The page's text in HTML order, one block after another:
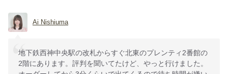
Ai Nishiuma
地下鉄西神中央駅の改札からすぐ北東のプレンティ2番館の
2階にあります。評判を聞いてたけど、やっと行けました。